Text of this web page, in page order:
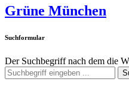
Grüne München
Suchformular
Der Suchbegriff nach dem die